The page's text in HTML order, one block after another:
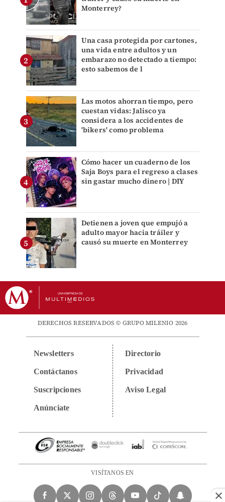
Monterrey?
Una casa protegida por cartones,
una vida entre adultos y un
embarazo no detectado a tiempo:
esto sabemos de l
Las motos ahorran tiempo, pero
cuestan vidas: Jalisco ya
considera a los accidentes de
'bikers' como problema
Cómo hacer un cuaderno de los
Saja Boys para el regreso a clases
sin gastar mucho dinero | DIY
Detienen a joven que empujó a
adulto mayor hacia tráiler y
causó su muerte en Monterrey
DERECHOS RESERVADOS © GRUPO MILENIO 2026
Newsletters
Contáctanos
Suscripciones
Anúnciate
Directorio
Privacidad
Aviso Legal
VISÍTANOS EN